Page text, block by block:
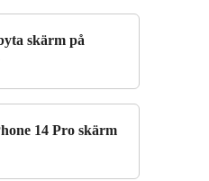
skärm på
14 Pro skärm